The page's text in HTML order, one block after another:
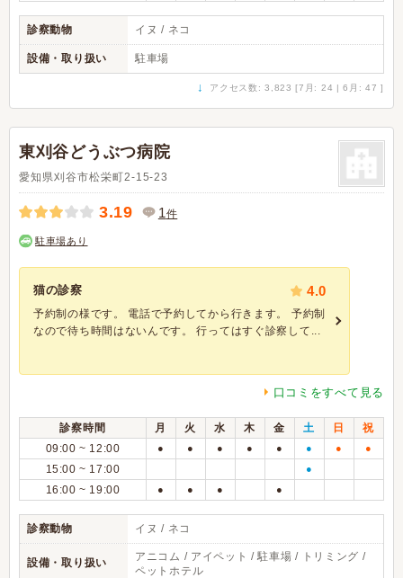
診察動物 イヌ / ネコ
設備・取り扱い 駐車場
↓ アクセス数: 3,823 [7月: 24 | 6月: 47 ]
東刈谷どうぶつ病院
愛知県刈谷市松栄町2-15-23
3.19 1件
駐車場あり
猫の診察 4.0
予約制の様です。 電話で予約してから行きます。 予約制
なので待ち時間はないんです。 行ってはすぐ診察して...
口コミをすべて見る
診察時間 月 火 水 木 金 土 日
祝
09:00 ~ 12:00
● ● ● ● ● ● ● ●
15:00 ~ 17:00 ●
16:00 ~ 19:00 ● ● ● ●
診察動物 イヌ / ネコ
設備・取り扱い
アニコム / アイペット / 駐車場 / トリミング /
ペットホテル